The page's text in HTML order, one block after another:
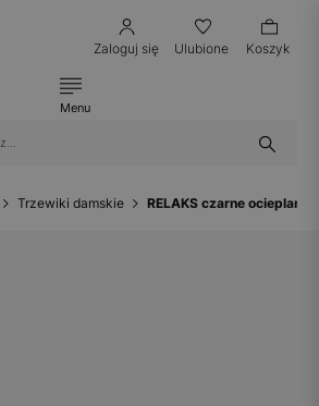
Zaloguj się Ulubione Koszyk
Menu
Trzewiki damskie RELAKS czarne